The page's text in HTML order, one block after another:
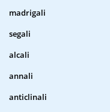
madrigali
segali
alcali
annali
anticlinali